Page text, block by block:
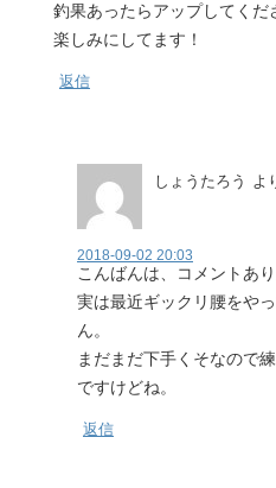
釣果あったらアップしてくだ
楽しみにしてます！
返信
しょうたろう よ
2018-09-02 20:03
こんばんは、コメントあ
実は最近ギックリ腰をや
ん。
まだまだ下手くそなので
ですけどね。
返信